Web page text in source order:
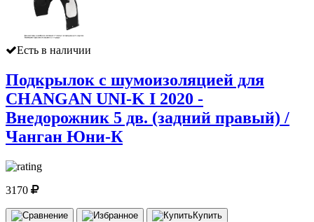
Есть в наличии
Подкрылок с шумоизоляцией для
CHANGAN UNI-K I 2020 -
Внедорожник 5 дв. (задний правый) /
Чанган Юни-К
3170
Купить